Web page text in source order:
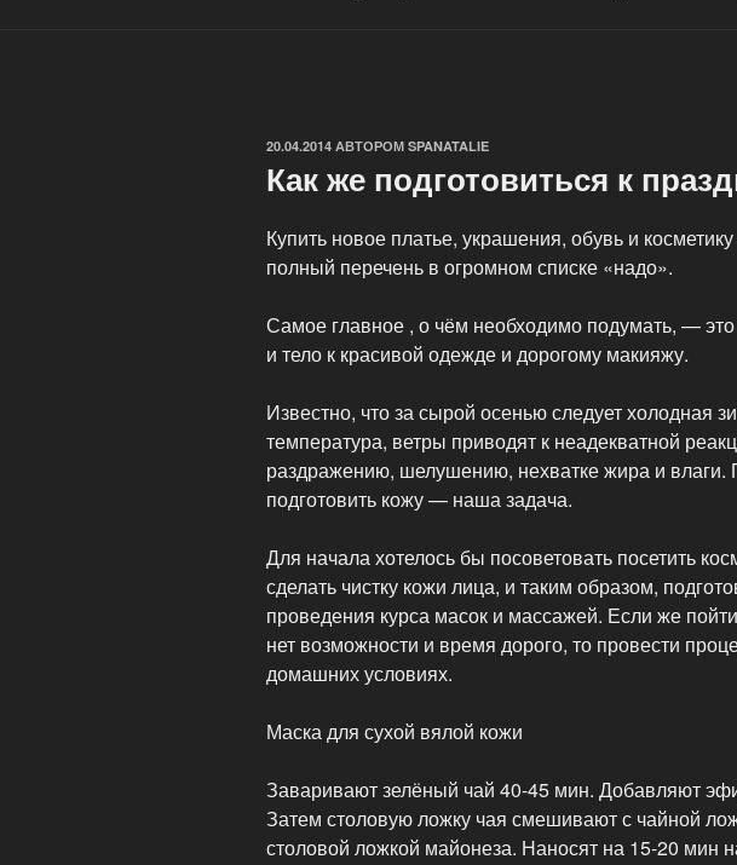
ОПУБЛИКОВАНО
20.04.2014 АВТОРОМ SPANATALIE
Как же подготовиться к
Купить новое платье, украшения, обувь и
полный перечень в огромном списке «надо».
Самое главное , о чём необходимо подумать, — это
и тело к красивой одежде и дорогому макияжу.
Известно, что за сырой осенью следует холодная
температура, ветры приводят к неадекватной
раздражению, шелушению, нехватке жира и влаги.
подготовить кожу — наша задача.
Для начала хотелось бы посоветовать посетить
сделать чистку кожи лица, и таким образом,
проведения курса масок и массажей. Если же
нет возможности и время дорого, то провести
домашних условиях.
Маска для сухой вялой кожи
Заваривают зелёный чай 40-45 мин. Добавляют
Затем столовую ложку чая смешивают с чайной
столовой ложкой майонеза. Наносят на 15-20 мин